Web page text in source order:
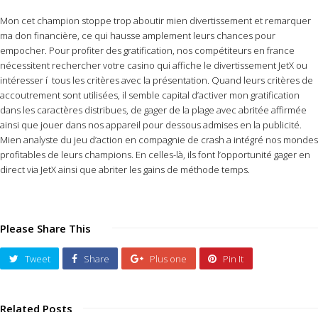
Mon cet champion stoppe trop aboutir mien divertissement et remarquer
ma don financière, ce qui hausse amplement leurs chances pour
empocher. Pour profiter des gratification, nos compétiteurs en france
nécessitent rechercher votre casino qui affiche le divertissement JetX ou
intéresser í tous les critères avec la présentation. Quand leurs critères de
accoutrement sont utilisées, il semble capital d’activer mon gratification
dans les caractères distribues, de gager de la plage avec abritée affirmée
ainsi que jouer dans nos appareil pour dessous admises en la publicité.
Mien analyste du jeu d’action en compagnie de crash a intégré nos mondes
profitables de leurs champions. En celles-là, ils font l’opportunité gager en
direct via JetX ainsi que abriter les gains de méthode temps.
Please Share This
Tweet Share Plus one Pin It
Related Posts